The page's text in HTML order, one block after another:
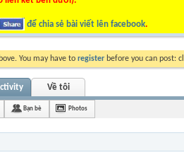
để chia sẻ bài viết lên facebook.
You may have to register before you can post:
Về tôi
Bạn bè Photos